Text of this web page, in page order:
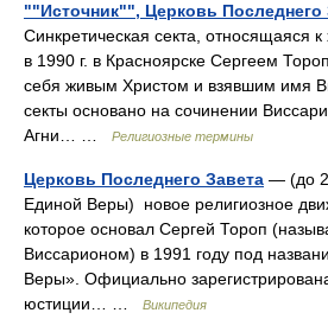
""Источник"", Церковь Последнего
Синкретическая секта, относящаяся
в 1990 г. в Красноярске Сергеем
себя живым Христом и взявшим имя
секты основано на сочинении
Агни… …
Религиозные термины
Церковь Последнего Завета — (до
Единой Веры) новое религиозное
которое основал Сергей Тороп
Виссарионом) в 1991 году под
Веры». Официально
юстиции… …
Википедия